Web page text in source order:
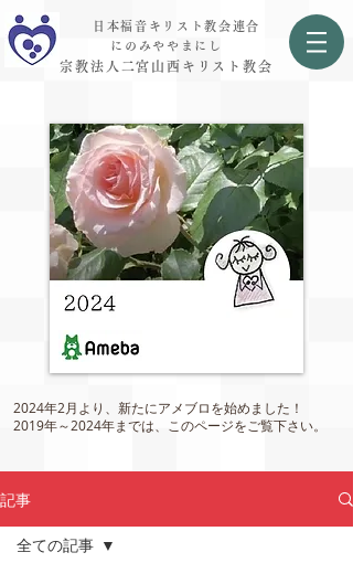
日本福音キリスト教会連合
にのみややまにし
宗教法人二宮山西キリスト教会
2024年2月より、新たにアメブロを始めました！
2019年～2024年までは、このページをご覧下さい。
記事
全ての記事